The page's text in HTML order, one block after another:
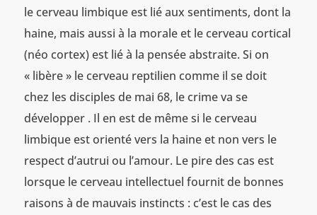
le cerveau limbique est lié aux sentiments, dont la
haine, mais aussi à la morale et le cerveau cortical
(néo cortex) est lié à la pensée abstraite. Si on
« libère » le cerveau reptilien comme il se doit
chez les disciples de mai 68, le crime va se
développer . Il en est de même si le cerveau
limbique est orienté vers la haine et non vers le
respect d’autrui ou l’amour. Le pire des cas est
lorsque le cerveau intellectuel fournit de bonnes
raisons à de mauvais instincts : c’est le cas des